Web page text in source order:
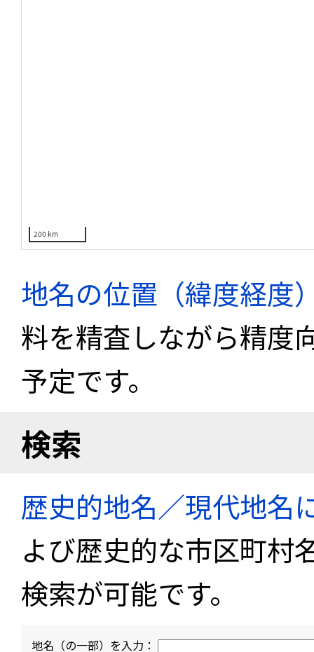
200 km
地名の位置（緯度経度
料を精査しながら精度
予定です。
検索
歴史的地名／現代地名
よび歴史的な市区町村
検索が可能です。
地名（の一部）を入力：